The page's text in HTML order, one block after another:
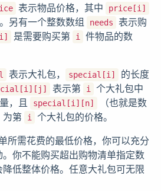
表示物品价格，其中 price[i]
另有一个整数数组 needs
表示购
是需要购买第 i 件物品的数
表示大礼包， special[i]
的长度
表示第 i 个大礼包中
，且 special[i][n]
（也就是数
为第
i 个大礼包的价格。
所需花费的最低价格，你可以充分
你不能购买超出购物清单指定数
低整体价格。任意大礼包可无限